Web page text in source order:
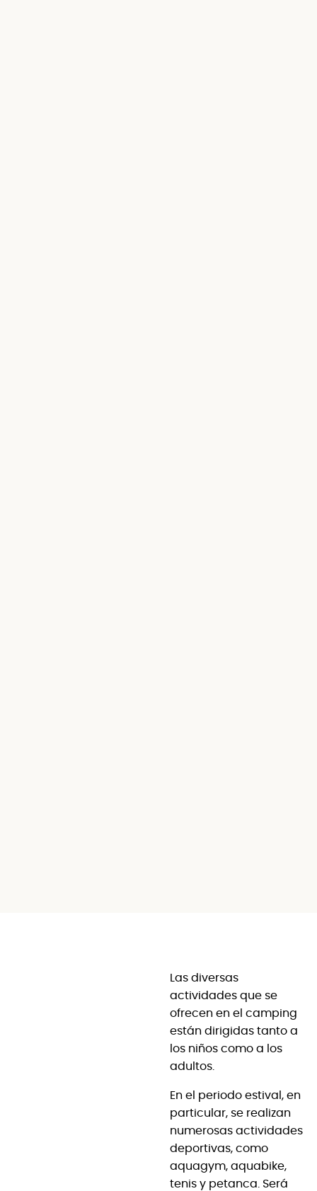
Las diversas
actividades que se
ofrecen en el camping
están dirigidas tanto a
los niños como a los
adultos.
En el periodo estival, en
particular, se realizan
numerosas actividades
deportivas, como
aquagym, aquabike,
tenis y petanca. Será